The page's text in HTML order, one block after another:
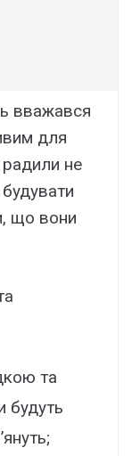
вважався
для
не
що вони
та
будуть